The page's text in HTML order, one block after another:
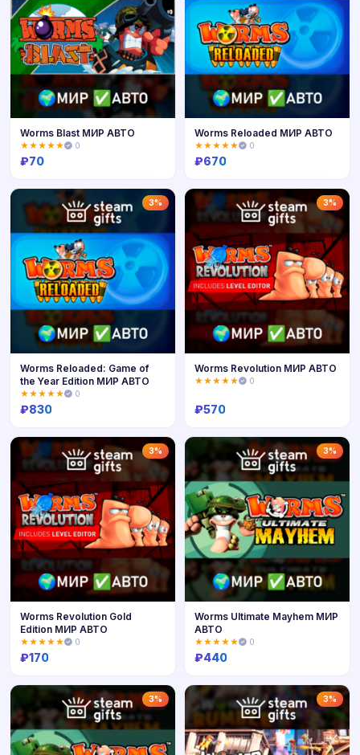
Купить
Worms Blast МИР АВТО
★★★★★ 0
₽70
Купить
Worms Reloaded МИР АВТО
★★★★★ 0
₽670
3%
Купить
Worms Reloaded: Game of
the Year Edition МИР АВТО
★★★★★ 0
₽830
3%
Купить
Worms Revolution МИР АВТО
★★★★★ 0
₽570
3%
Купить
Worms Revolution Gold
Edition МИР АВТО
★★★★★ 0
₽170
3%
Купить
Worms Ultimate Mayhem МИР
АВТО
★★★★★ 0
₽440
3% 3%